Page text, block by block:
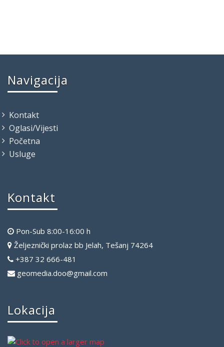
Navigacija
Kontakt
Oglasi/Vijesti
Početna
Usluge
Kontakt
Pon-Sub 8:00-16:00 h
Željeznički prolaz bb Jelah, Tešanj 74264
+387 32 666-481
geomedia.doo@gmail.com
Lokacija